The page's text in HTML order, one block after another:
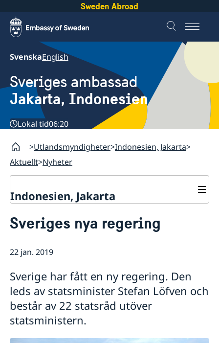
Sweden Abroad
SvenskaEnglish
Sveriges ambassad
Jakarta, Indonesien
Lokal tid06:20
Utlandsmyndigheter Indonesien, Jakarta
Aktuellt Nyheter
Indonesien, Jakarta
Om oss
Lediga tjänster och praktik
Dataskyddspolicy (GDPR)
Kamerabevakning vid ambassaden
Vi är en resurs för svenska företag
Så kan du få stöd
Svenska företag i Indonesien
Anmäl handelshinder
Aktuellt
Nyheter
Evenemang
Sveriges nya regering
22 jan. 2019
Sverige har fått en ny regering. Den
leds av statsminister Stefan Löfven och
består av 22 statsråd utöver
statsministern.